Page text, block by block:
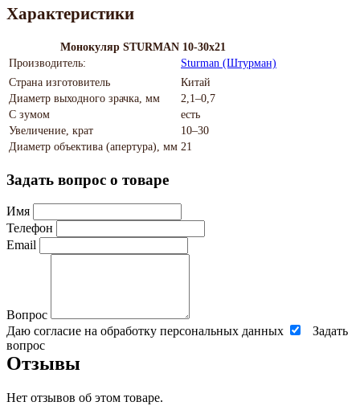
Характеристики
Монокуляр STURMAN 10-30x21
Производитель:
Sturman (Штурман)
Страна изготовитель
Китай
Диаметр выходного зрачка, мм
2,1–0,7
С зумом
есть
Увеличение, крат
10–30
Диаметр объектива (апертура), мм 21
Задать вопрос о товаре
Имя
Телефон
Email
Вопрос
Даю согласие на обработку персональных данных
Задать
вопрос
Отзывы
Нет отзывов об этом товаре.